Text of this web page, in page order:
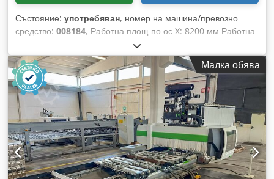
Състояние: употребяван, номер на машина/превозно
средство: 008184, Работна площ по ос X: 8200 мм Работна
площ по ос Y: 1600 мм Работна повърхност: С вакуумни
опори Мощност на основния шпиндел: 13 kW Брой
контролирани оси: 5 оси Chedpfx Asyxmv Njhboa Брой
места за инструменти: 22
Малка обява